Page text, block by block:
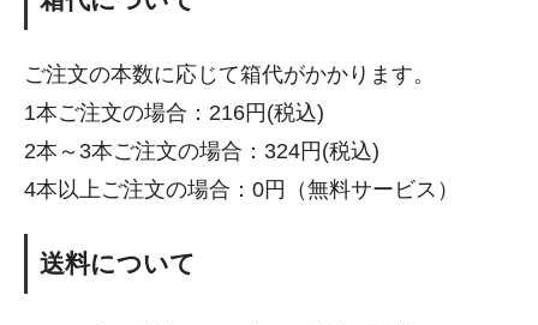
ご注文の本数に応じて箱代がかかります。
1本ご注文の場合：216円(税込)
2本～3本ご注文の場合：324円(税込)
4本以上ご注文の場合：0円（無料サービス）
送料について